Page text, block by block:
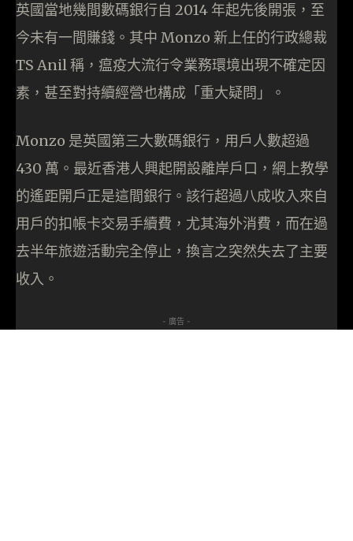
英國當地幾間數碼銀行自 2014 年起先後開張，至
今未有一間賺錢。其中 Monzo 新上任的行政總裁
TS Anil 稱，瘟疫大流行令業務環境出現不確定因
素，甚至對持續經營也構成「重大疑問」。
Monzo 是英國第三大數碼銀行，用戶人數超過
430 萬。最近香港人興起開設離岸戶口，網上教學
的遙距開戶正是這間銀行。該行超過八成收入來自
用戶的扣帳卡交易手續費，尤其海外消費，而在過
去半年旅遊活動完全停止，換言之突然失去了主要
收入。
- 廣告 -